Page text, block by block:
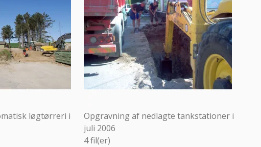
løgtørreri i
Opgravning af nedlagte tankstationer i
juli 2006
4fil(er)